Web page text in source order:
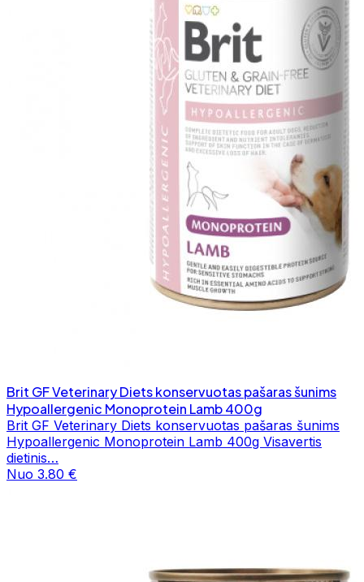
Brit GF Veterinary Diets konservuotas pašaras šunims
Hypoallergenic Monoprotein Lamb 400g
Brit GF Veterinary Diets konservuotas pašaras šunims
Hypoallergenic Monoprotein Lamb 400g Visavertis
dietinis…
Nuo 3.80 €